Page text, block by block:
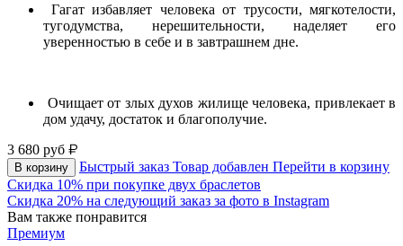
Гагат избавляет человека от трусости, мягкотелости,
тугодумства, нерешительности, наделяет его
уверенностью в себе и в завтрашнем дне.
Очищает от злых духов жилище человека, привлекает в
дом удачу, достаток и благополучие.
3 680 руб
В корзину Быстрый заказ Товар добавлен Перейти в корзину
Скидка 10% при покупке двух браслетов
Скидка 20% на следующий заказ за фото в Instagram
Вам также понравится
Премиум